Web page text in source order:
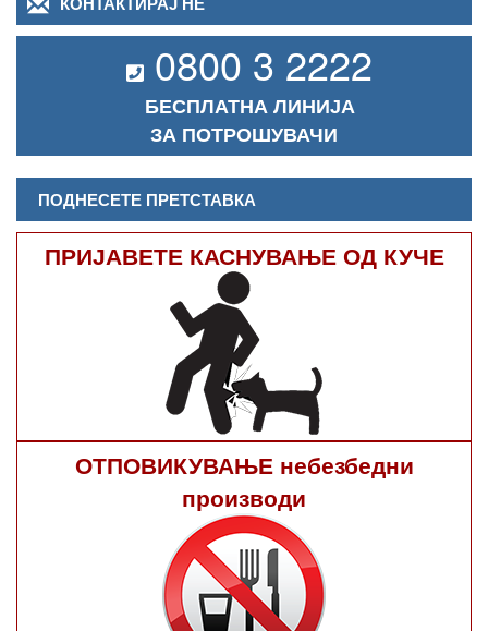
0800 3 2222
БЕСПЛАТНА ЛИНИЈА
ЗА ПОТРОШУВАЧИ
ПОДНЕСЕТЕ ПРЕТСТАВКА
ПРИЈАВЕТЕ КАСНУВАЊЕ ОД КУЧЕ
ОТПОВИКУВАЊЕ небезбедни
производи